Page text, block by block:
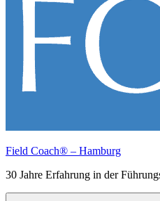
Field Coach® – Hamburg
30 Jahre Erfahrung in der